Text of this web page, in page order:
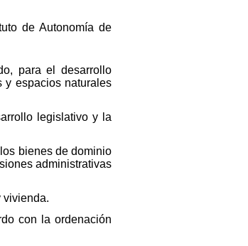
de Autonomía de
para el desarrollo
y espacios naturales
legislativo y la
bienes de dominio
administrativas
vivienda.
con la ordenación